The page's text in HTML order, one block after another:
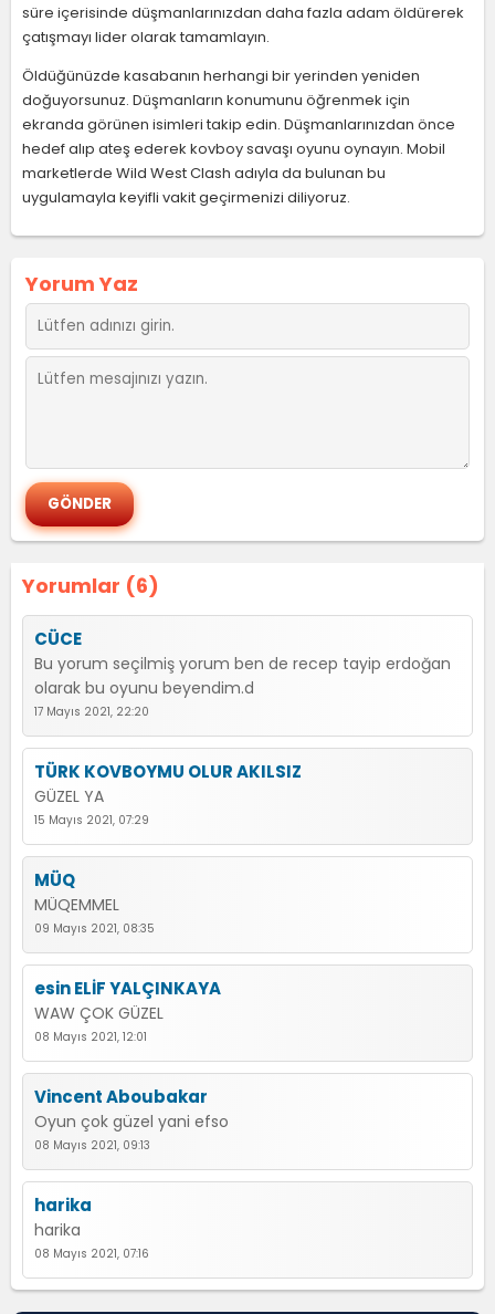
süre içerisinde düşmanlarınızdan daha fazla adam öldürerek
çatışmayı lider olarak tamamlayın.
Öldüğünüzde kasabanın herhangi bir yerinden yeniden
doğuyorsunuz. Düşmanların konumunu öğrenmek için
ekranda görünen isimleri takip edin. Düşmanlarınızdan önce
hedef alıp ateş ederek kovboy savaşı oyunu oynayın. Mobil
marketlerde Wild West Clash adıyla da bulunan bu
uygulamayla keyifli vakit geçirmenizi diliyoruz.
Yorumlar (6)
CÜCE
Bu yorum seçilmiş yorum ben de recep tayip erdoğan
olarak bu oyunu beyendim.d
17 Mayıs 2021, 22:20
TÜRK KOVBOYMU OLUR AKILSIZ
GÜZEL YA
15 Mayıs 2021, 07:29
MÜQ
MÜQEMMEL
09 Mayıs 2021, 08:35
esin ELİF YALÇINKAYA
WAW ÇOK GÜZEL
08 Mayıs 2021, 12:01
Vincent Aboubakar
Oyun çok güzel yani efso
08 Mayıs 2021, 09:13
harika
harika
08 Mayıs 2021, 07:16
Yorum Yaz